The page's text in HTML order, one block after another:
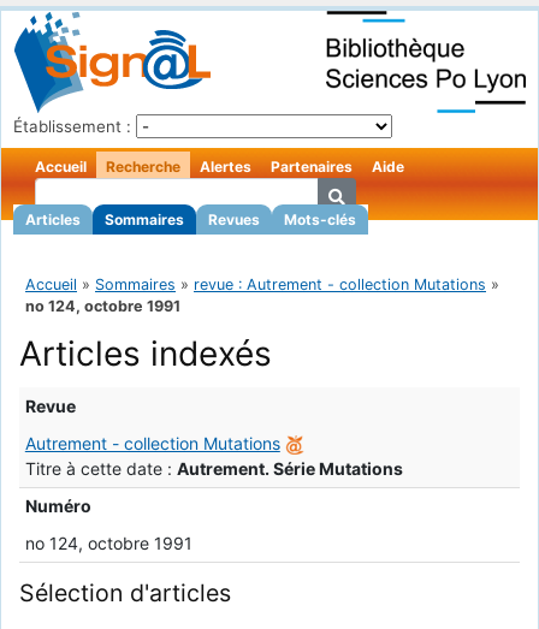
Établissement :
Accueil Recherche
Articles Sommaires Revues Mots-clés
Alertes Partenaires Aide
Accueil » Sommaires » revue : Autrement - collection Mutations »
no 124, octobre 1991
Articles indexés
Revue
Autrement - collection Mutations
Titre à cette date : Autrement. Série Mutations
Numéro
no 124, octobre 1991
Sélection d'articles